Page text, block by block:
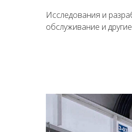
Исследования и
обслуживание и